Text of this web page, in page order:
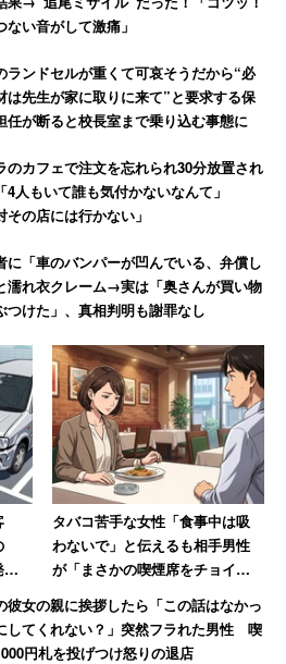
ない音がして激痛」
ランドセルが重くて可哀そうだから“必
は先生が家に取りに来て”と要求する保
が断ると校長室まで乗り込む事態に
のカフェで注文を忘れられ30分放置され
4人もいて誰も気付かないなんて」
の店には行かない」
に「車のバンパーが凹んでいる、弁償し
濡れ衣クレーム→実は「奥さんが買い物
つけた」、真相判明も謝罪なし
タバコ苦手な女性「食事中は吸
わないで」と伝えるも相手男性
が「まさかの喫煙席をチョイ
ス」→交際申し込まれるも「断
りました」
彼女の親に挨拶したら「この話はなかっ
してくれない？」突然フラれた男性 喫
円札を投げつけ怒りの退店